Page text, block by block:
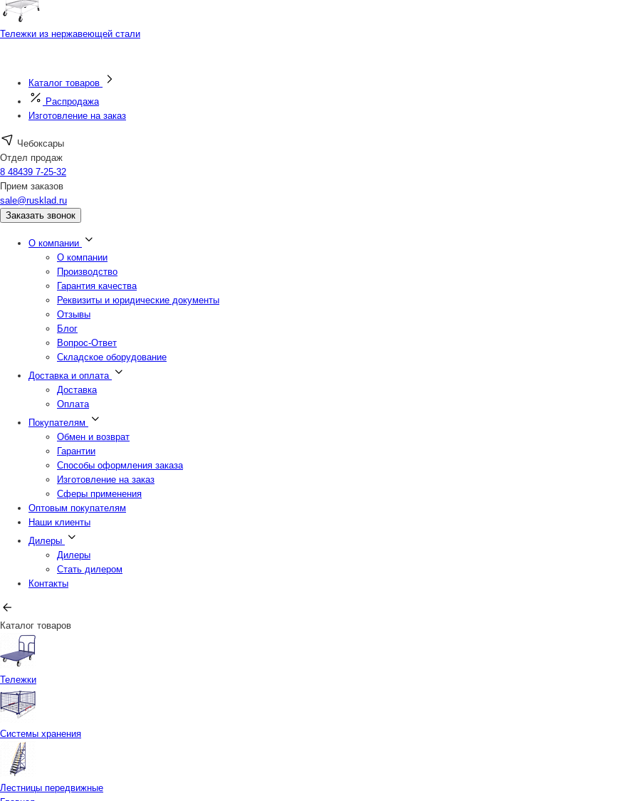
Тележки из нержавеющей стали
Каталог товаров
Распродажа
Изготовление на заказ
Чебоксары
Отдел продаж
8 48439 7-25-32
Прием заказов
sale@rusklad.ru
Заказать звонок
О компании
О компании
Производство
Гарантия качества
Реквизиты и юридические документы
Отзывы
Блог
Вопрос-Ответ
Складское оборудование
Доставка и оплата
Доставка
Оплата
Покупателям
Обмен и возврат
Гарантии
Способы оформления заказа
Изготовление на заказ
Сферы применения
Оптовым покупателям
Наши клиенты
Дилеры
Дилеры
Стать дилером
Контакты
Каталог товаров
Тележки
Системы хранения
Лестницы передвижные